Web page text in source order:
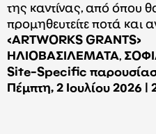
της καντίνας, από όπου
προμηθευτείτε ποτά και
<ARTWORKS GRANTS>
ΗΛΙΟΒΑΣΙΛΕΜΑΤΑ,
Site-Specific
Πέμπτη, 2 Ιουλίου 2026 |